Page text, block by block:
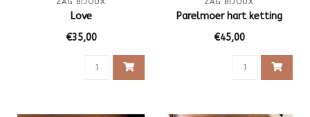
Love
€35,00
Parelmoer hart ketting
€45,00